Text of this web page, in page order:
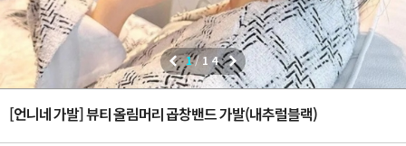
1/ 14
[언니네 가발] 뷰티 올림머리 곱창밴드 가발(내추럴블랙)